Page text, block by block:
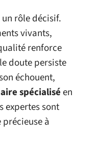
rôle décisif.
vivants,
renforce
doute persiste
échouent,
spécialiséen
expertes sont
à